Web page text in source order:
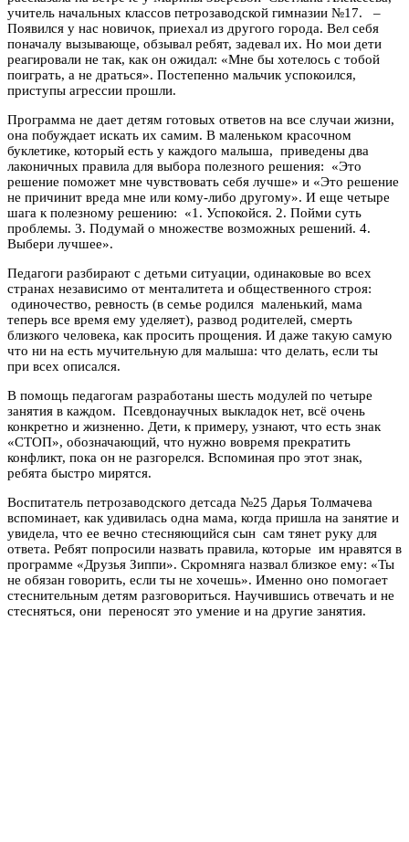
учитель начальных классов петрозаводской гимназии №17. –
Появился у нас новичок, приехал из другого города. Вел себя
поначалу вызывающе, обзывал ребят, задевал их. Но мои дети
реагировали не так, как он ожидал: «Мне бы хотелось с тобой
поиграть, а не драться». Постепенно мальчик успокоился,
приступы агрессии прошли.
Программа не дает детям готовых ответов на все случаи жизни,
она побуждает искать их самим. В маленьком красочном
буклетике, который есть у каждого малыша, приведены два
лаконичных правила для выбора полезного решения: «Это
решение поможет мне чувствовать себя лучше» и «Это решение
не причинит вреда мне или кому-либо другому». И еще четыре
шага к полезному решению: «1. Успокойся. 2. Пойми суть
проблемы. 3. Подумай о множестве возможных решений. 4.
Выбери лучшее».
Педагоги разбирают с детьми ситуации, одинаковые во всех
странах независимо от менталитета и общественного строя:
одиночество, ревность (в семье родился маленький, мама
теперь все время ему уделяет), развод родителей, смерть
близкого человека, как просить прощения. И даже такую самую
что ни на есть мучительную для малыша: что делать, если ты
при всех описался.
В помощь педагогам разработаны шесть модулей по четыре
занятия в каждом. Псевдонаучных выкладок нет, всё очень
конкретно и жизненно. Дети, к примеру, узнают, что есть знак
«СТОП», обозначающий, что нужно вовремя прекратить
конфликт, пока он не разгорелся. Вспоминая про этот знак,
ребята быстро мирятся.
Воспитатель петрозаводского детсада №25 Дарья Толмачева
вспоминает, как удивилась одна мама, когда пришла на занятие и
увидела, что ее вечно стесняющийся сын сам тянет руку для
ответа. Ребят попросили назвать правила, которые им нравятся в
программе «Друзья Зиппи». Скромняга назвал близкое ему: «Ты
не обязан говорить, если ты не хочешь». Именно оно помогает
стеснительным детям разговориться. Научившись отвечать и не
стесняться, они переносят это умение и на другие занятия.